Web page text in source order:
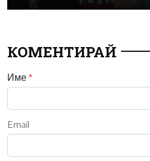
КОМЕНТИРАЙ
Име *
Email